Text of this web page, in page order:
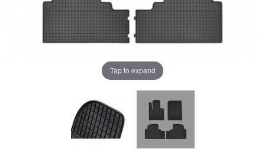
Tap to expand